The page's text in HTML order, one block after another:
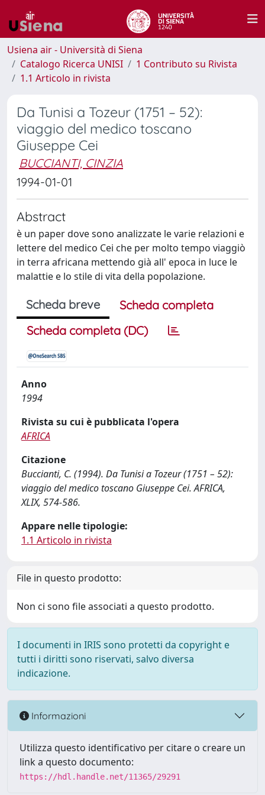
Usiena air - Università di Siena
Catalogo Ricerca UNISI
1 Contributo su Rivista
1.1 Articolo in rivista
Da Tunisi a Tozeur (1751 – 52):
viaggio del medico toscano
Giuseppe Cei
BUCCIANTI, CINZIA
1994-01-01
Abstract
è un paper dove sono analizzate le varie relazioni e
lettere del medico Cei che per molto tempo viaggiò
in terra africana mettendo già all' epoca in luce le
malattie e lo stile di vita della popolazione.
Scheda breve
Scheda completa
Scheda completa (DC)
Anno
1994
Rivista su cui è pubblicata l'opera
AFRICA
Citazione
Buccianti, C. (1994). Da Tunisi a Tozeur (1751 – 52):
viaggio del medico toscano Giuseppe Cei. AFRICA,
XLIX, 574-586.
Appare nelle tipologie:
1.1 Articolo in rivista
File in questo prodotto:
Non ci sono file associati a questo prodotto.
I documenti in IRIS sono protetti da copyright e
tutti i diritti sono riservati, salvo diversa
indicazione.
Informazioni
Utilizza questo identificativo per citare o creare un
link a questo documento:
https://hdl.handle.net/11365/29291